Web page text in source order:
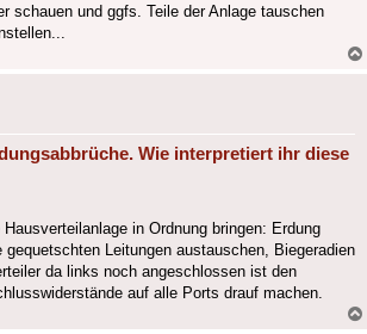
schauen und ggfs. Teile der Anlage tauschen
Wie interpretiert ihr diese
in Ordnung bringen: Erdung
Leitungen austauschen, Biegeradien
da links noch angeschlossen ist den
auf alle Ports drauf machen.